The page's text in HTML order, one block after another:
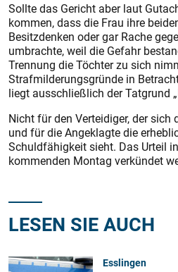
Sollte das Gericht aber laut
kommen, dass die Frau ihre
Besitzdenken oder gar Rache
umbrachte, weil die Gefahr
Trennung die Töchter zu sich
Strafmilderungsgründe in
liegt ausschließlich der Tatgrund
Nicht für den Verteidiger, der
und für die Angeklagte die
Schuldfähigkeit sieht. Das Urteil
kommenden Montag verkündet
LESEN SIE AUCH
Esslingen